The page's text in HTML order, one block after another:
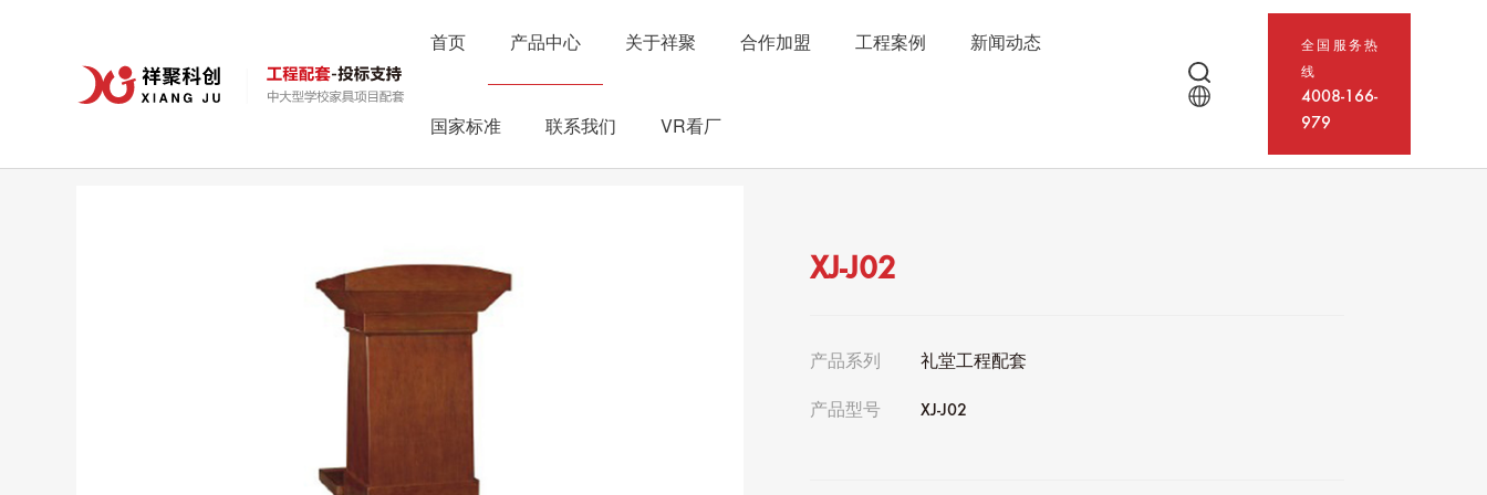
首页 产品中心 关于祥聚 合作加盟 工程案例 新闻动态
国家标准 联系我们 VR看厂
全国服务热
线
4008-166-
979
XJ-J02
产品系列 礼堂工程配套
产品型号 XJ-J02